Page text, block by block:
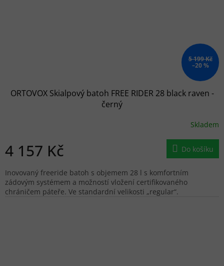
5 199 Kč
–20 %
ORTOVOX Skialpový batoh FREE RIDER 28 black raven -
černý
Skladem
4 157 Kč Do košíku
Inovovaný freeride batoh s objemem 28 l s komfortním
zádovým systémem a možností vložení certifikovaného
chráničem páteře. Ve standardní velikosti „regular“.